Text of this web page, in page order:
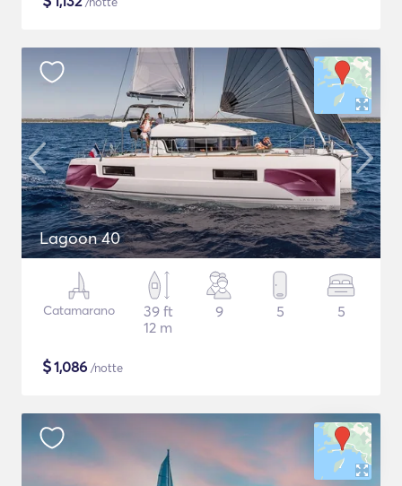
Lagoon 40
Catamarano
39 ft
12 m
9 5 5
$1,086 /notte